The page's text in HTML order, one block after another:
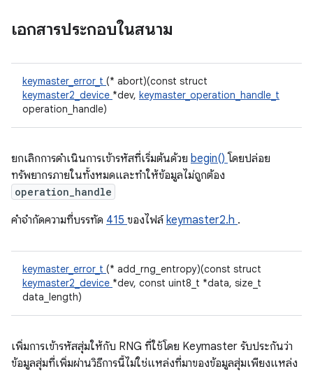
เอกสารประกอบในสนาม
keymaster_error_t (* abort)(const struct
keymaster2_device *dev, keymaster_operation_handle_t
operation_handle)
ยกเลิกการดำเนินการเข้ารหัสที่เริ่มต้นด้วย begin() โดยปล่อย
ทรัพยากรภายในทั้งหมดและทำให้ข้อมูลไม่ถูกต้อง
operation_handle
คําจํากัดความที่บรรทัด 415 ของไฟล์keymaster2.h .
keymaster_error_t (* add_rng_entropy)(const struct
keymaster2_device *dev, const uint8_t *data, size_t
data_length)
เพิ่มการเข้ารหัสสุ่มให้กับ RNG ที่ใช้โดย Keymaster รับประกันว่า
ข้อมูลสุ่มที่เพิ่มผ่านวิธีการนี้ไม่ใช่แหล่งที่มาของข้อมูลสุ่มเพียงแหล่ง